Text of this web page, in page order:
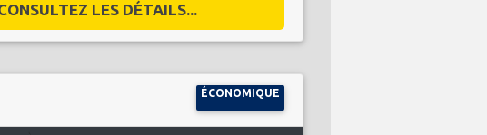
LES DÉTAILS...
ÉCONOMIQUE